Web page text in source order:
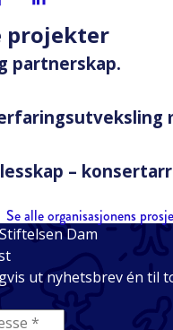
projekter
partnerskap.
–
Se alle organisasjonens
Dam
ut nyhetsbrev én til